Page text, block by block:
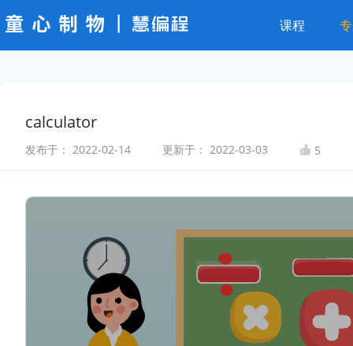
课程
calculator
发布于： 2022-02-14 更新于： 2022-03-03 5